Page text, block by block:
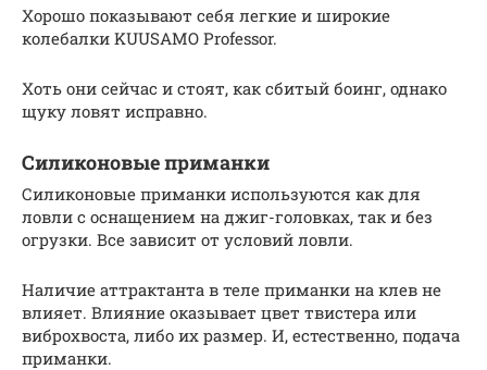
Хорошо показывают себя легкие и широкие
колебалки KUUSAMO Professor.
Хоть они сейчас и стоят, как сбитый боинг, однако
щуку ловят исправно.
Силиконовые приманки
Силиконовые приманки используются как для
ловли с оснащением на джиг-головках, так и без
огрузки. Все зависит от условий ловли.
Наличие аттрактанта в теле приманки на клев не
влияет. Влияние оказывает цвет твистера или
виброхвоста, либо их размер. И, естественно, подача
приманки.